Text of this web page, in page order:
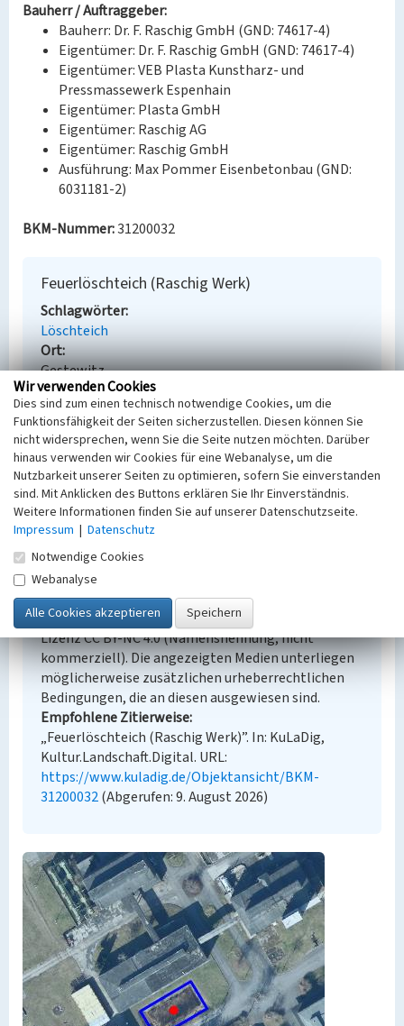
Bauherr / Auftraggeber:
Bauherr: Dr. F. Raschig GmbH (GND: 74617-4)
Eigentümer: Dr. F. Raschig GmbH (GND: 74617-4)
Eigentümer: VEB Plasta Kunstharz- und
Pressmassewerk Espenhain
Eigentümer: Plasta GmbH
Eigentümer: Raschig AG
Eigentümer: Raschig GmbH
Ausführung: Max Pommer Eisenbetonbau (GND:
6031181-2)
BKM-Nummer:31200032
Feuerlöschteich (Raschig Werk)
Schlagwörter
Löschteich
Ort
Gestewitz
Fachsicht(en)
Denkmalpflege
Erfassungsmaßstab
Keine Angabe
Erfassungsmethode
Übernahme aus externer Fachdatenbank
Empfohlene Zitierweise
Urheberrechtlicher Hinweis
Der hier präsentierte Inhalt steht unter der freien
Lizenz CC BY-NC 4.0 (Namensnennung, nicht
kommerziell). Die angezeigten Medien unterliegen
möglicherweise zusätzlichen urheberrechtlichen
Bedingungen, die an diesen ausgewiesen sind.
Empfohlene Zitierweise
„Feuerlöschteich (Raschig Werk)”. In: KuLaDig,
Kultur.Landschaft.Digital. URL:
https://www.kuladig.de/Objektansicht/BKM-
31200032(Abgerufen: 9. August 2026)
Wir verwenden Cookies
Dies sind zum einen technisch notwendige Cookies, um die
Funktionsfähigkeit der Seiten sicherzustellen. Diesen können Sie
nicht widersprechen, wenn Sie die Seite nutzen möchten. Darüber
hinaus verwenden wir Cookies für eine Webanalyse, um die
Nutzbarkeit unserer Seiten zu optimieren, sofern Sie einverstanden
sind. Mit Anklicken des Buttons erklären Sie Ihr Einverständnis.
Weitere Informationen finden Sie auf unserer Datenschutzseite.
Impressum | Datenschutz
Notwendige Cookies
Webanalyse